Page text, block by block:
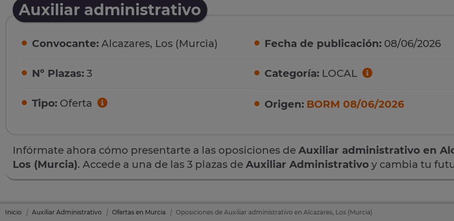
Auxiliar administrativo
Convocante: Alcazares, Los (Murcia)
Nº Plazas: 3
Tipo: Oferta
Fecha de publicación: 08/06/2026
Categoría: LOCAL
Origen: BORM 08/06/2026
Infórmate ahora cómo presentarte a las oposiciones de Auxiliar administrativo en
Los (Murcia). Accede a una de las 3 plazas de Auxiliar Administrativo y cambia tu
Inicio Auxiliar Administrativo Ofertas en Murcia Oposiciones de Auxiliar administrativo en Alcazares, Los (Murcia)